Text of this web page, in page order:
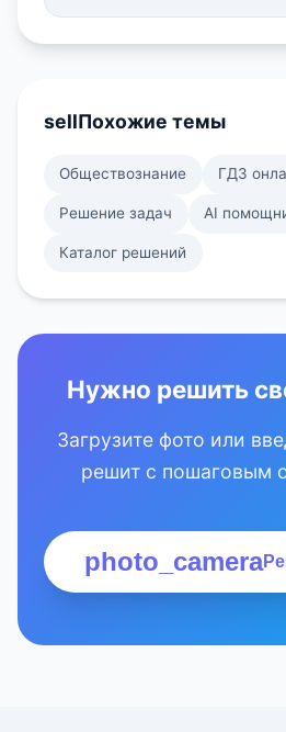
sellПохожие темы
Обществознание ГДЗ
Решение задач AI
Каталог решений
Нужно решить
Загрузите фото или
решит с пошаговым
photo_camera